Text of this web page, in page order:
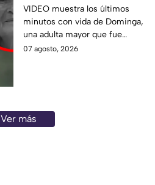
últimos minutos de
Dominga, abuelita
4TACADA por 90 pesos
en Amozoc
VIDEO muestra los últimos
minutos con vida de Dominga,
una adulta mayor que fue
atacada con una piedra en
07 agosto, 2026
Ver más